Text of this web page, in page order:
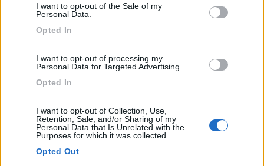
I want to opt-out of the Sale of my
Personal Data.
Opted In
I want to opt-out of processing my
Personal Data for Targeted Advertising.
Opted In
I want to opt-out of Collection, Use,
Retention, Sale, and/or Sharing of my
Personal Data that Is Unrelated with the
Purposes for which it was collected.
Opted Out
Piccolo campeggio con una decina di piazzole camper.
Civate (LC) - 16.8km